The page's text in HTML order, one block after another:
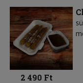
2 490 Ft